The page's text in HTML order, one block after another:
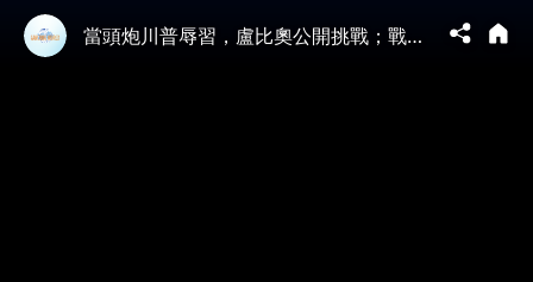
當頭炮川普辱習，盧比奧公開挑戰；戰鬥部長殺氣逼人，習駐足端詳狠角色；習近平警告川普？國務卿揭開真相【新聞看點 李沐陽5.14】